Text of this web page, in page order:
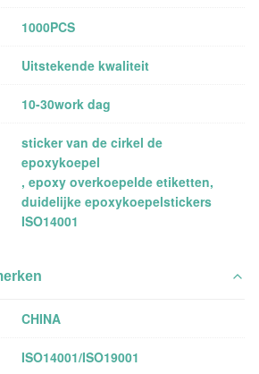
1000PCS
Uitstekende kwaliteit
10-30work dag
sticker van de cirkel de
epoxykoepel
,epoxy overkoepelde etiketten,
duidelijke epoxykoepelstickers
ISO14001
CHINA
ISO14001/ISO19001